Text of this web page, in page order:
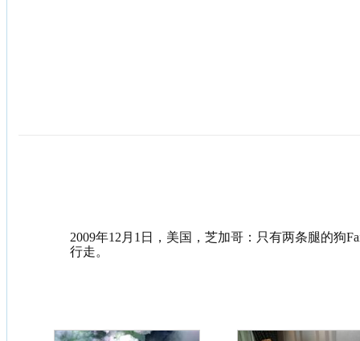
2009年12月1日，美国，芝加哥：只有两条腿的狗
行走。